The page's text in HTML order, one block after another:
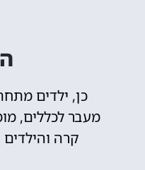
כן, ילדים מתחת לגיל 14 לא יכולים להסתובב לבד בפארק
מעבר לכללים,
קרה